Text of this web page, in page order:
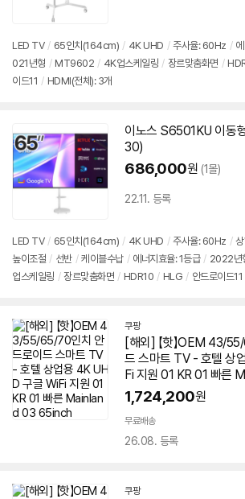
LED TV / 65인치 (164cm) / 4K UHD / 주사율: 60Hz /
021년형 / MT9602 / 4K업스케일링 / 장르맞춤화면 /
이드11 / HDMI(전체): 3개
이노스 S6501KU 이동
30)
686,000원 (1몰)
22.11. 등록
LED TV / 65인치 (164cm) / 4K UHD / 주사율: 60Hz /
높이조절 / 선반 / 케이블수납 / 에너지효율: 1등급 / 2022년
업스케일링 / 장르맞춤화면 / HDR10 / HLG / 안드로이드11
쿠팡
[해외] 【핫】OEM 43/
드 스마트 TV- 호텔 상
Fi 지원 01 KR 01 빠른
1,724,200원
무료배송
26.08. 등록
쿠팡